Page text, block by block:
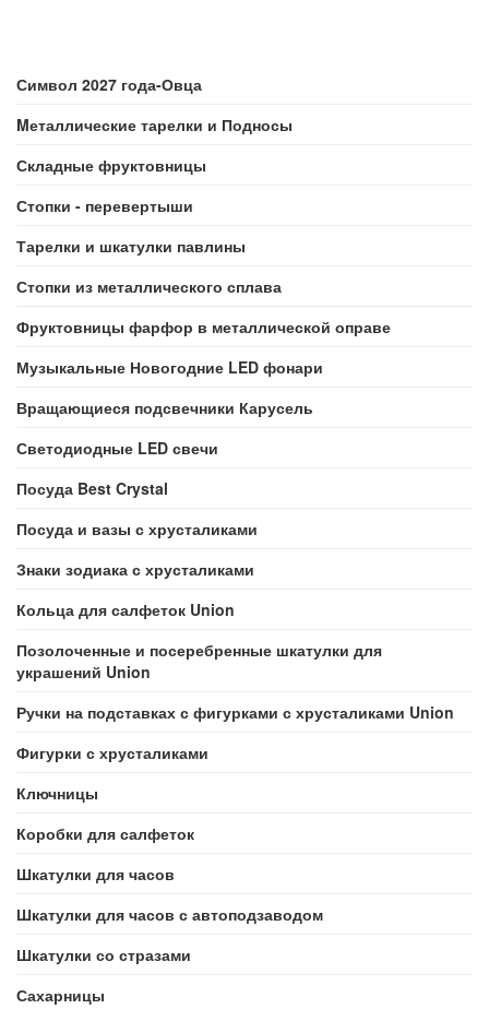
Символ 2027 года-Овца
Mеталлические тарелки и Подносы
Складные фруктовницы
Стопки - перевертыши
Тарелки и шкатулки павлины
Стопки из металлического сплава
Фруктовницы фарфор в металлической оправе
Музыкальные Новогодние LED фонари
Вращающиеся подсвечники Карусель
Светодиодные LED свечи
Посуда Best Crystal
Посуда и вазы с хрусталиками
Знаки зодиака с хрусталиками
Кольца для салфеток Union
Позолоченные и посеребренные шкатулки для
украшений Union
Ручки на подставках с фигурками с хрусталиками Union
Фигурки с хрусталиками
Ключницы
Коробки для салфеток
Шкатулки для часов
Шкатулки для часов с автоподзаводом
Шкатулки со стразами
Сахарницы